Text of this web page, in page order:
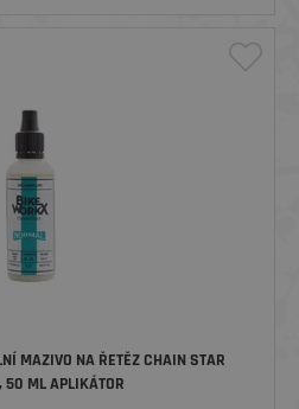
MAZIVO NA ŘETĚZ CHAIN STAR
50 ML APLIKÁTOR